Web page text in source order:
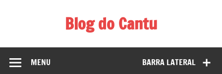
Blog do Cantu
a tecnologia, música, etc.
BARRA LATERAL
MENU